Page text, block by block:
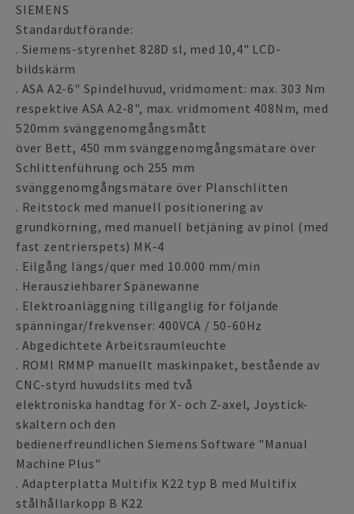
SIEMENS
Standardutförande:
. Siemens-styrenhet 828D sl, med 10,4" LCD-
bildskärm
. ASA A2-6" Spindelhuvud, vridmoment: max. 303 Nm
respektive ASA A2-8", max. vridmoment 408Nm, med
520mm svänggenomgångsmått
över Bett, 450 mm svänggenomgångsmätare över
Schlittenführung och 255 mm
svänggenomgångsmätare över Planschlitten
. Reitstock med manuell positionering av
grundkörning, med manuell betjäning av pinol (med
fast zentrierspets) MK-4
. Eilgång längs/quer med 10.000 mm/min
. Herausziehbarer Spänewanne
. Elektroanläggning tillgänglig för följande
spänningar/frekvenser: 400VCA / 50-60Hz
. Abgedichtete Arbeitsraumleuchte
. ROMI RMMP manuellt maskinpaket, bestående av
CNC-styrd huvudslits med två
elektroniska handtag för X- och Z-axel, Joystick-
skaltern och den
bedienerfreundlichen Siemens Software "Manual
Machine Plus"
. Adapterplatta Multifix K22 typ B med Multifix
stålhållarkopp B K22